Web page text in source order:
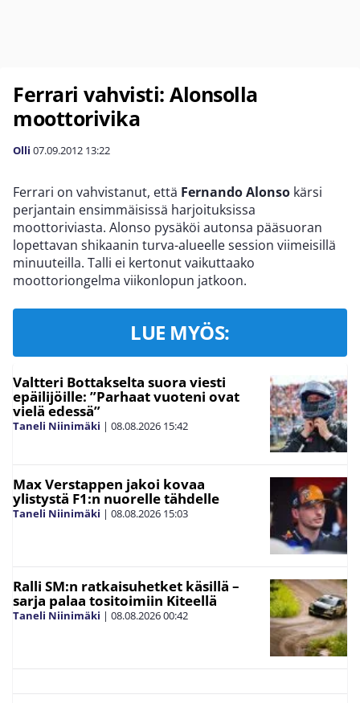
Ferrari vahvisti: Alonsolla
moottorivika
Olli 07.09.2012 13:22
Ferrari on vahvistanut, että Fernando Alonso kärsi
perjantain ensimmäisissä harjoituksissa
moottoriviasta. Alonso pysäköi autonsa pääsuoran
lopettavan shikaanin turva-alueelle session viimeisillä
minuuteilla. Talli ei kertonut vaikuttaako
moottoriongelma viikonlopun jatkoon.
LUE MYÖS:
Valtteri Bottakselta suora viesti
epäilijöille: ”Parhaat vuoteni ovat
vielä edessä”
Taneli Niinimäki | 08.08.2026 15:42
Max Verstappen jakoi kovaa
ylistystä F1:n nuorelle tähdelle
Taneli Niinimäki | 08.08.2026 15:03
Ralli SM:n ratkaisuhetket käsillä –
sarja palaa tositoimiin Kiteellä
Taneli Niinimäki | 08.08.202600:42